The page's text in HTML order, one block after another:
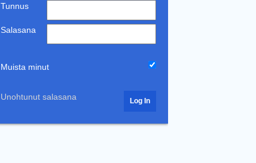
Tunnus
Salasana
Muista minut
Unohtunut salasana